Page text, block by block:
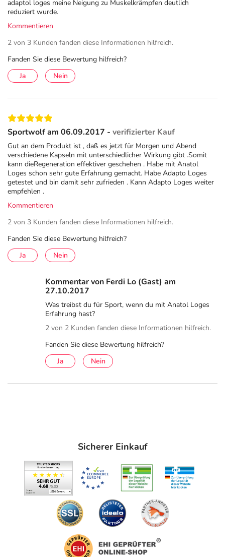
adaptol loges meine Neigung zu Muskelkrämpfen deutlich
reduziert wurde.
Kommentieren
2 von 3 Kunden fanden diese Informationen hilfreich.
Fanden Sie diese Bewertung hilfreich?
Ja
Nein
Sportwolf am 06.09.2017 - verifizierter Kauf
Gut an dem Produkt ist , daß es jetzt für Morgen und Abend
verschiedene Kapseln mit unterschiedlicher Wirkung gibt .Somit
kann dieRegeneration effektiver geschehen . Habe mit Anatol
Loges schon sehr gute Erfahrung gemacht. Habe Adapto Loges
getestet und bin damit sehr zufrieden . Kann Adapto Loges weiter
empfehlen .
Kommentieren
2 von 3 Kunden fanden diese Informationen hilfreich.
Fanden Sie diese Bewertung hilfreich?
Ja
Nein
Kommentar von Ferdi Lo (Gast) am
27.10.2017
Was treibst du für Sport, wenn du mit Anatol Loges
Erfahrung hast?
2 von 2 Kunden fanden diese Informationen hilfreich.
Fanden Sie diese Bewertung hilfreich?
Ja
Nein
Sicherer Einkauf